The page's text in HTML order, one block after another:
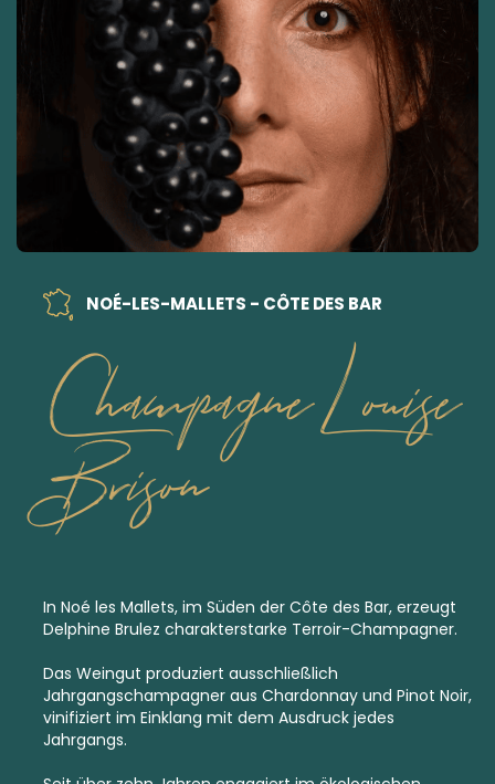
NOÉ-LES-MALLETS - CÔTE DES BAR
Champagne Louise
Brison
In Noé les Mallets, im Süden der Côte des Bar, erzeugt
Delphine Brulez charakterstarke Terroir-Champagner.
Das Weingut produziert ausschließlich
Jahrgangschampagner aus Chardonnay und Pinot Noir,
vinifiziert im Einklang mit dem Ausdruck jedes
Jahrgangs.